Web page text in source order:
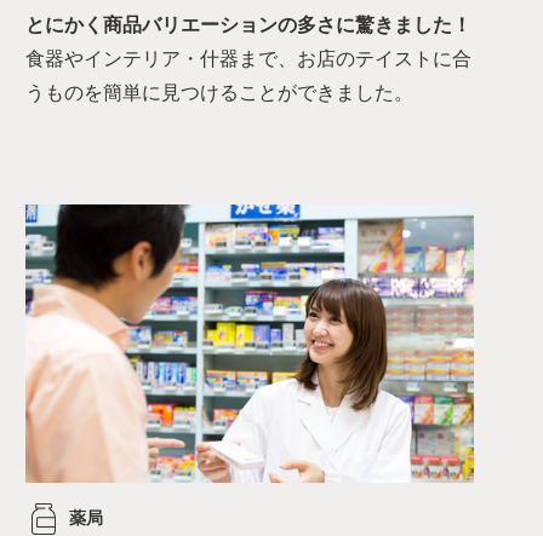
とにかく商品バリエーションの多さに驚きました！
食器やインテリア・什器まで、お店のテイストに合
うものを簡単に見つけることができました。
薬局